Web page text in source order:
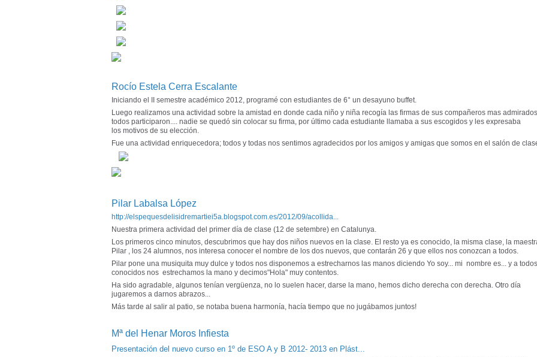
Rocío Estela Cerra Escalante
Iniciando el II semestre académico 2012, programé con estudiantes de 6° un desayuno buffet.
Luego realizamos una actividad sobre la amistad en donde cada niño y niña recogía las firmas de sus compañeros mas
todos participaron.... nadie se quedó sin colocar su firma, por último cada estudiante llamaba a sus escogidos y les expresaba
los motivos de su elección.
Fue una actividad enriquecedora; todos y todas nos sentimos agradecidos por los amigos y amigas que somos en el salón de
Pilar Labalsa López
http://elspequesdelisidremartiei5a.blogspot.com.es/2012/09/acollida...
Nuestra primera actividad del primer día de clase (12 de setembre) en Catalunya.
Los primeros cinco minutos, descubrimos que hay dos niños nuevos en la clase. El resto ya es conocido, la misma clase, la
Pilar , los 24 alumnos, nos interesa conocer el nombre de los dos nuevos, que contarán 26 y que ellos nos conozcan a todos.
Pilar pone una musiquita muy dulce y todos nos disponemos a estrecharnos las manos diciendo Yo soy... mi nombre es... y a
conocidos nos estrechamos la mano y decimos"Hola" muy contentos.
Ha sido agradable, algunos tenían vergüenza, no lo suelen hacer, darse la mano, hemos dicho derecha con derecha. Otro día
jugaremos a darnos abrazos...
Más tarde al salir al patio, se notaba buena harmonía, hacía tiempo que no jugábamos juntos!
Mª del Henar Moros Infiesta
Presentación del nuevo curso en 1º de ESO A y B 2012- 2013 en Plást...